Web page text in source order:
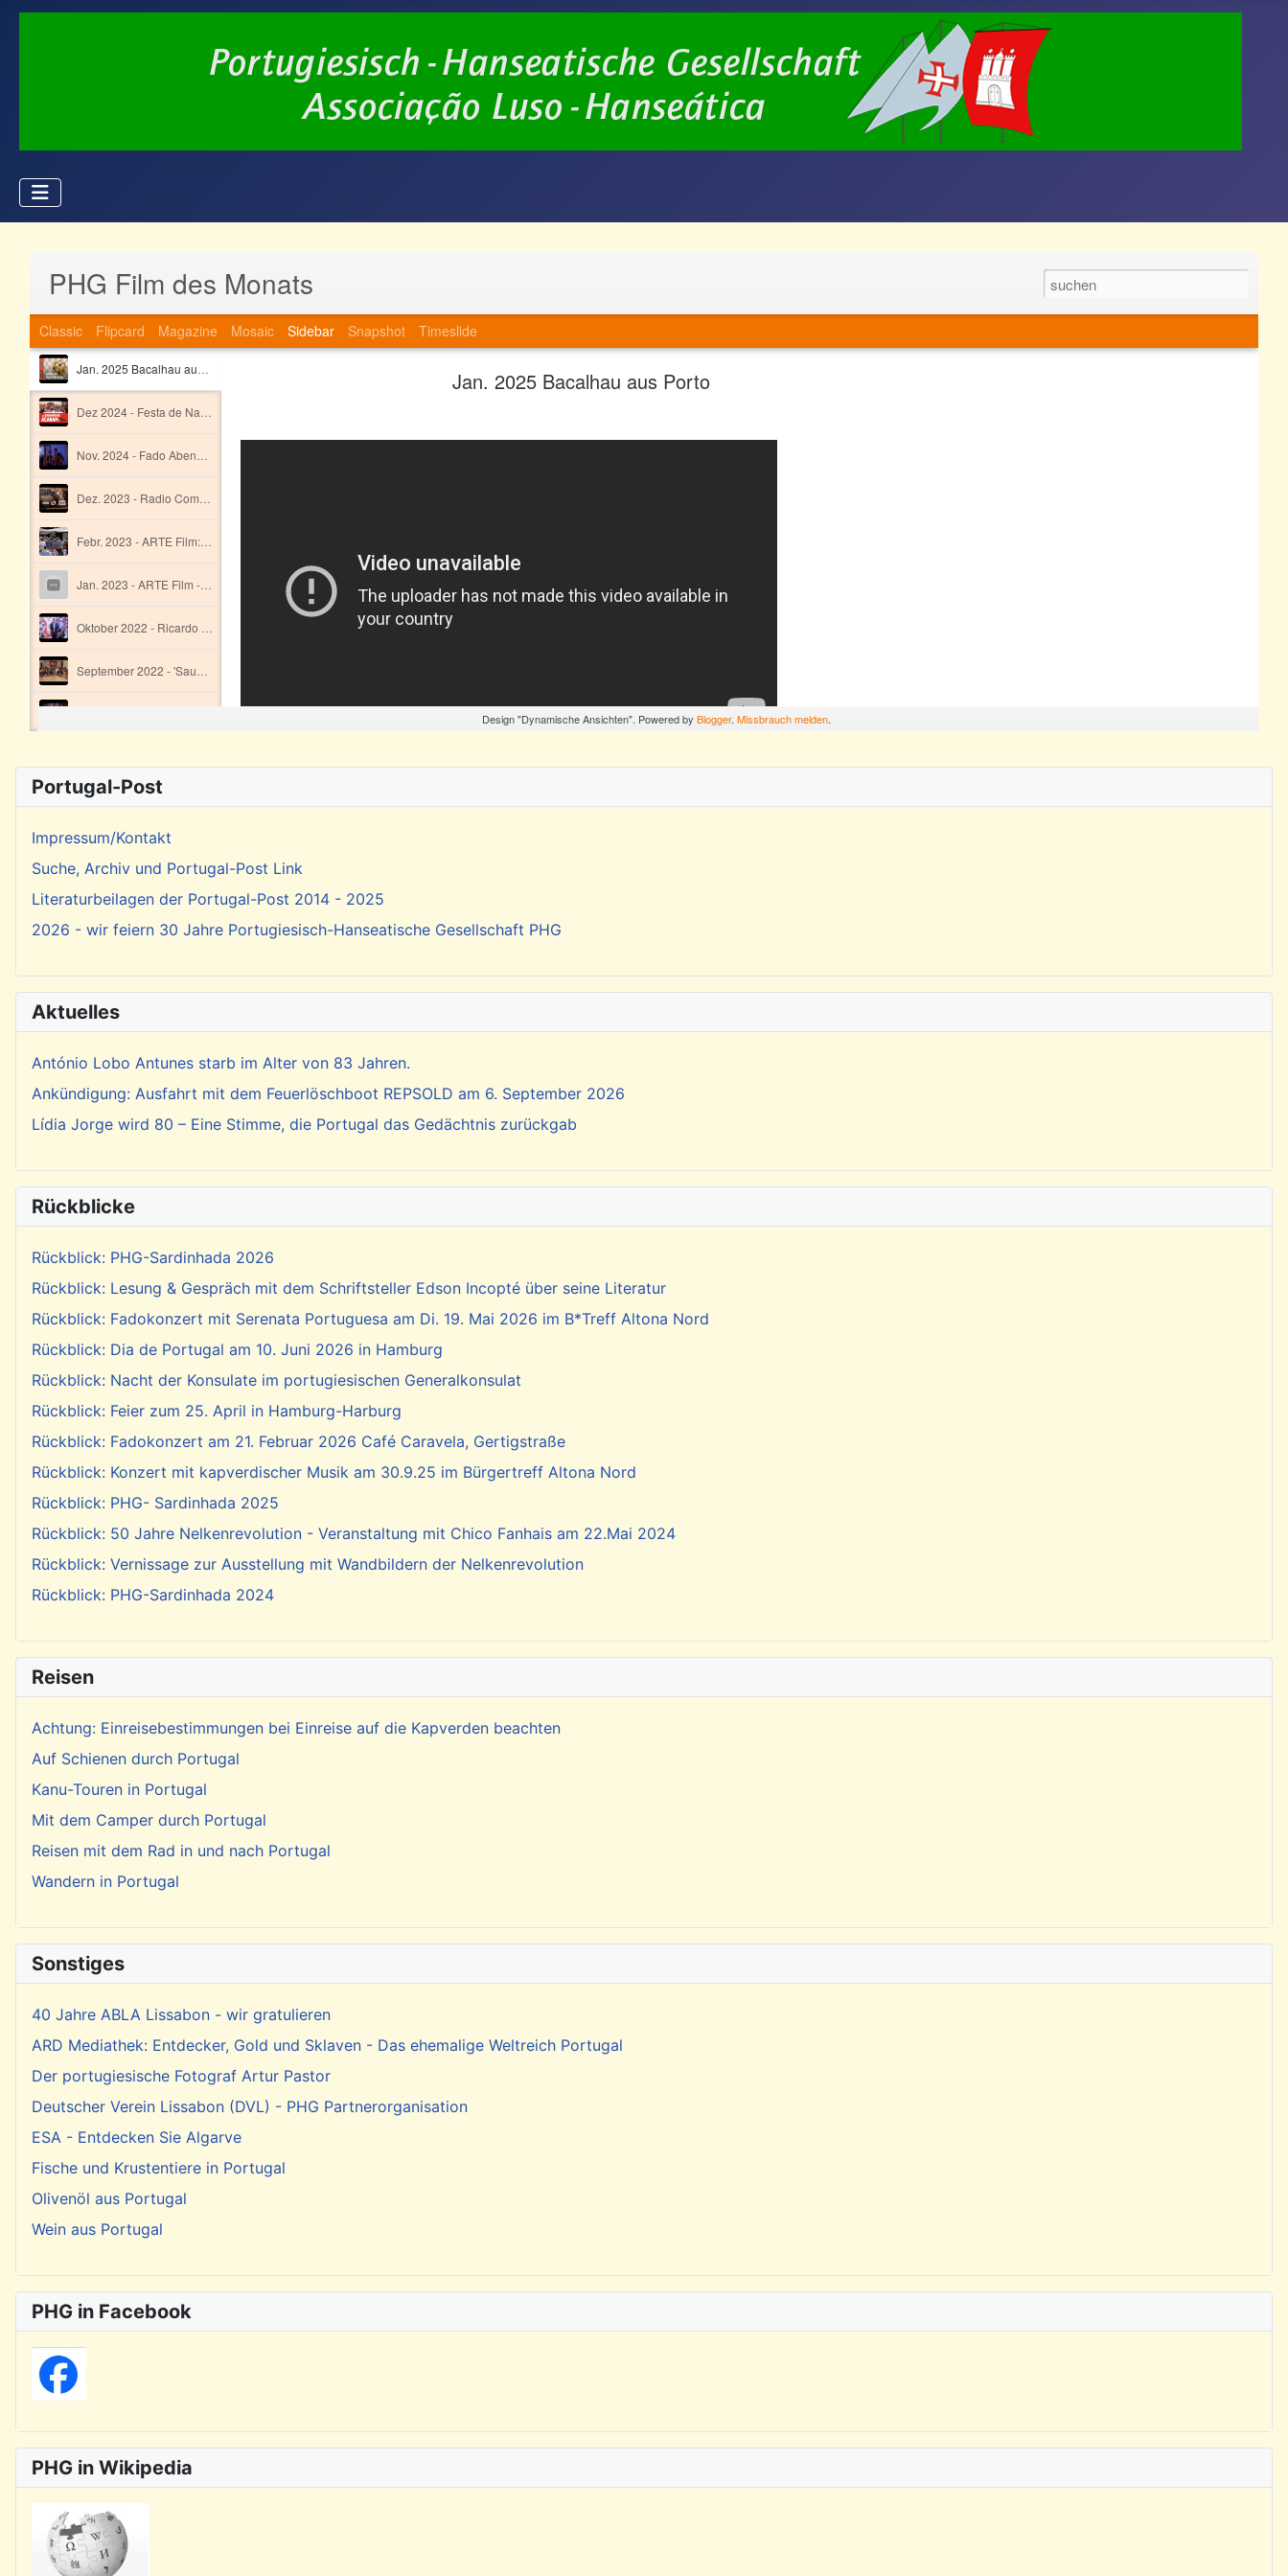
Portugal-Post
Impressum/Kontakt
Suche, Archiv und Portugal-Post Link
Literaturbeilagen der Portugal-Post 2014 - 2025
2026 - wir feiern 30 Jahre Portugiesisch-Hanseatische Gesellschaft PHG
Aktuelles
António Lobo Antunes starb im Alter von 83 Jahren.
Ankündigung: Ausfahrt mit dem Feuerlöschboot REPSOLD am 6. September 2026
Lídia Jorge wird 80 – Eine Stimme, die Portugal das Gedächtnis zurückgab
Rückblicke
Rückblick: PHG-Sardinhada 2026
Rückblick: Lesung & Gespräch mit dem Schriftsteller Edson Incopté über seine Literatur
Rückblick: Fadokonzert mit Serenata Portuguesa am Di. 19. Mai 2026 im B*Treff Altona Nord
Rückblick: Dia de Portugal am 10. Juni 2026 in Hamburg
Rückblick: Nacht der Konsulate im portugiesischen Generalkonsulat
Rückblick: Feier zum 25. April in Hamburg-Harburg
Rückblick: Fadokonzert am 21. Februar 2026 Café Caravela, Gertigstraße
Rückblick: Konzert mit kapverdischer Musik am 30.9.25 im Bürgertreff Altona Nord
Rückblick: PHG- Sardinhada 2025
Rückblick: 50 Jahre Nelkenrevolution - Veranstaltung mit Chico Fanhais am 22.Mai 2024
Rückblick: Vernissage zur Ausstellung mit Wandbildern der Nelkenrevolution
Rückblick: PHG-Sardinhada 2024
Reisen
Achtung: Einreisebestimmungen bei Einreise auf die Kapverden beachten
Auf Schienen durch Portugal
Kanu-Touren in Portugal
Mit dem Camper durch Portugal
Reisen mit dem Rad in und nach Portugal
Wandern in Portugal
Sonstiges
40 Jahre ABLA Lissabon - wir gratulieren
ARD Mediathek: Entdecker, Gold und Sklaven - Das ehemalige Weltreich Portugal
Der portugiesische Fotograf Artur Pastor
Deutscher Verein Lissabon (DVL) - PHG Partnerorganisation
ESA - Entdecken Sie Algarve
Fische und Krustentiere in Portugal
Olivenöl aus Portugal
Wein aus Portugal
PHG in Facebook
PHG in Wikipedia